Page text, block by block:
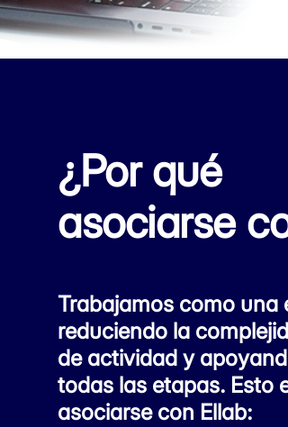
¿Por qué
asociarse
Trabajamos como una
reduciendo la
de actividad y
todas las etapas. Esto
asociarse con Ellab: